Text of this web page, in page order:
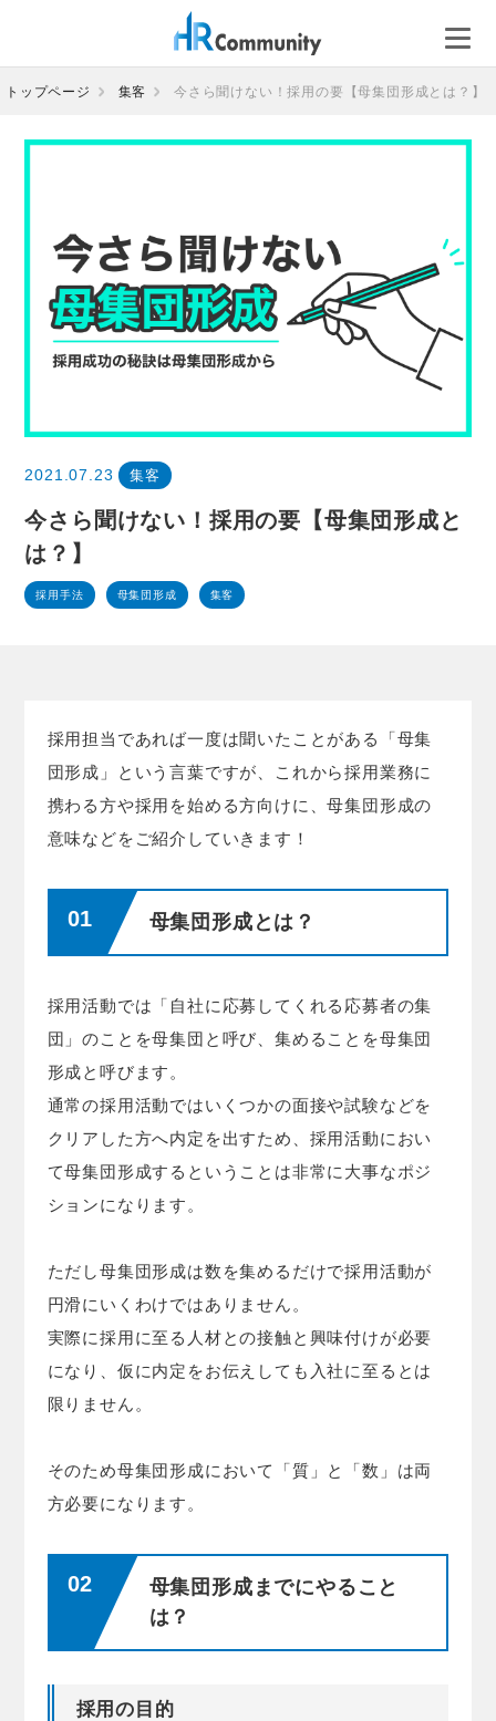
テ
ントップページ 集客 今さら聞けない！採用の要【母集団形成とは？】
2021.07.23 集客
今さら聞けない！採用の要【母集団形成と
は？】
採用手法 母集団形成 集客
採用担当であれば一度は聞いたことがある「母集
団形成」という言葉ですが、これから採用業務に
携わる方や採用を始める方向けに、母集団形成の
意味などをご紹介していきます！
母集団形成とは？
採用活動では「自社に応募してくれる応募者の集
団」のことを母集団と呼び、集めることを母集団
形成と呼びます。
通常の採用活動ではいくつかの面接や試験などを
クリアした方へ内定を出すため、採用活動におい
て母集団形成するということは非常に大事なポジ
ションになります。
ただし母集団形成は数を集めるだけで採用活動が
円滑にいくわけではありません。
実際に採用に至る人材との接触と興味付けが必要
になり、仮に内定をお伝えしても入社に至るとは
限りません。
そのため母集団形成において「質」と「数」は両
方必要になります。
母集団形成までにやること
は？
採用の目的